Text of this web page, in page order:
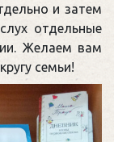
и затем
отдельные
Желаем вам
семьи!